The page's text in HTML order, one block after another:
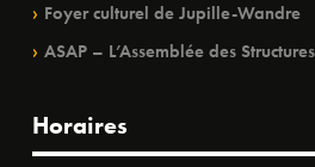
Foyer culturel de Jupille-Wandre
ASAP – L’Assemblée des
Horaires